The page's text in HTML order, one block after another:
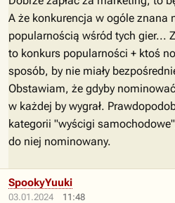
A że konkurencja w ogóle znana
popularnością wśród tych gier...
to konkurs popularności + ktoś
sposób, by nie miały
Obstawiam, że gdyby
w każdej by wygrał.
kategorii "wyścigi
do niej nominowany.
03.01.2024 11:48
SpookyYuuki